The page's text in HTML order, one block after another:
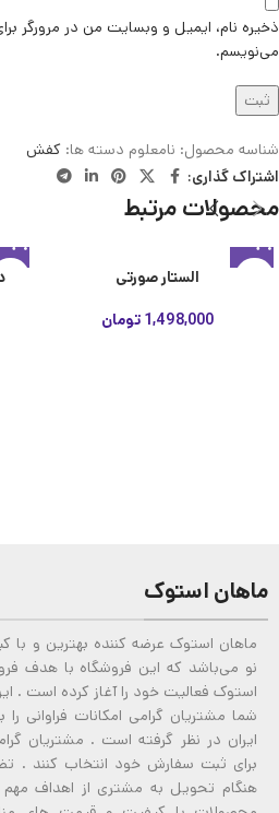
ذخیره نام، ایمیل و وبسایت من در مرورگر
می‌نویسم.
شناسه محصول: نامعلوم دسته ها: کفش
اشتراک گذاری:
محصولات مرتبط
الستار صورتی
1,498,000 تومان
ماهان استوک
ماهان استوک عرضه کننده بهترین و
نو می‌باشد که این فروشگاه با هدف
استوک فعالیت خود را آغاز کرده است .
شما مشتریان گرامی امکانات فراوانی
ایران در نظر گرفته است . مشتریان
برای ثبت سفارش خود انتخاب کنند .
هنگام تحویل به مشتری از اهداف